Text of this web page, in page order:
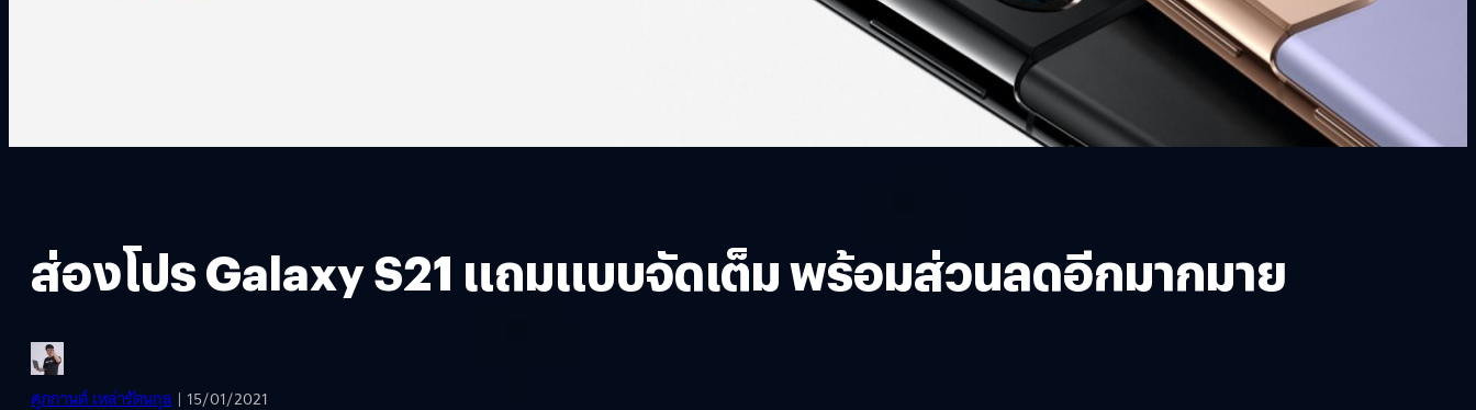
ส่องโปร Galaxy S21 แถมแบบจัดเต็ม พร้อมส่วนลดอีกมากมาย
ศุภกานต์ เหล่ารัตนกุล | 15/01/2021